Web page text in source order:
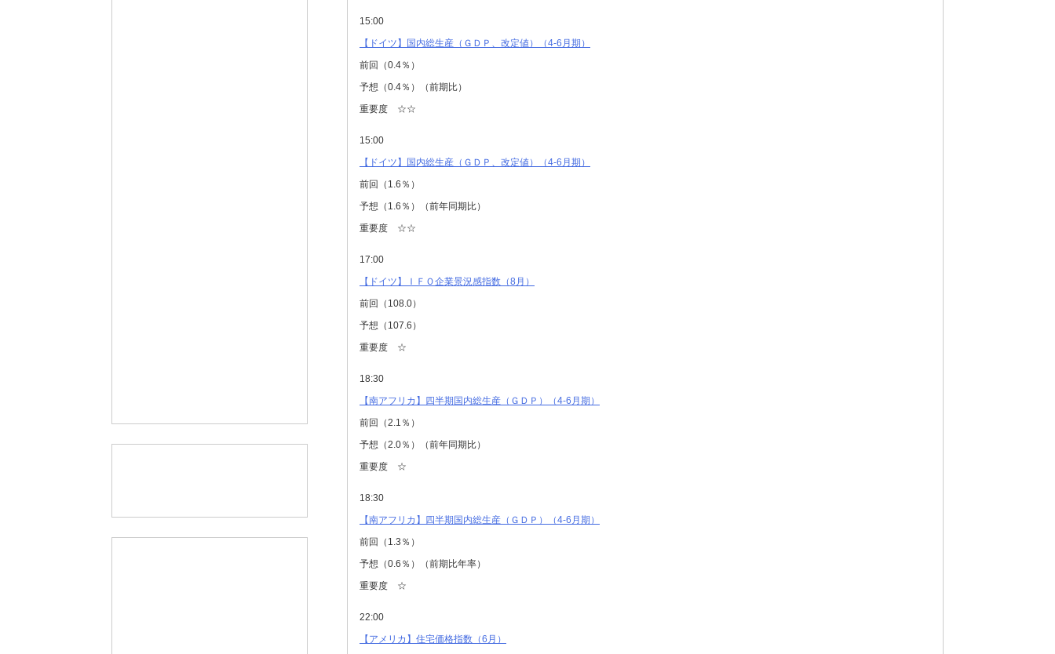
15:00
【ドイツ】国内総生産（ＧＤＰ、改定値）（4-6月期）
前回（0.4％）
予想（0.4％）（前期比）
重要度 ☆☆
15:00
【ドイツ】国内総生産（ＧＤＰ、改定値）（4-6月期）
前回（1.6％）
予想（1.6％）（前年同期比）
重要度 ☆☆
17:00
【ドイツ】ＩＦＯ企業景況感指数（8月）
前回（108.0）
予想（107.6）
重要度 ☆
18:30
【南アフリカ】四半期国内総生産（ＧＤＰ）（4-6月期）
前回（2.1％）
予想（2.0％）（前年同期比）
重要度 ☆
18:30
【南アフリカ】四半期国内総生産（ＧＤＰ）（4-6月期）
前回（1.3％）
予想（0.6％）（前期比年率）
重要度 ☆
22:00
【アメリカ】住宅価格指数（6月）